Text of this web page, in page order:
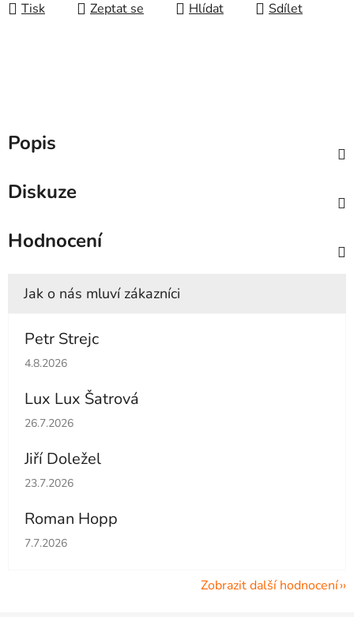
Tisk
Zeptat se Hlídat Sdílet
Popis
Diskuze
Hodnocení
Petr Strejc
Hodnocení obchodu je 5 z 5 hvězdiček.
4.8.2026
Lux Lux Šatrová
Hodnocení obchodu je 5 z 5 hvězdiček.
26.7.2026
Jiří Doležel
Hodnocení obchodu je 5 z 5 hvězdiček.
23.7.2026
Roman Hopp
Hodnocení obchodu je 5 z 5 hvězdiček.
7.7.2026
Zobrazit další hodnocení